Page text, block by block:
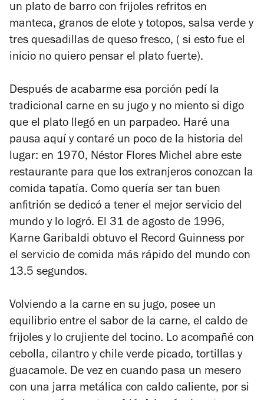
un plato de barro con frijoles refritos en
manteca, granos de elote y totopos, salsa verde y
tres quesadillas de queso fresco, ( si esto fue el
inicio no quiero pensar el plato fuerte).
Después de acabarme esa porción pedí la
tradicional carne en su jugo y no miento si digo
que el plato llegó en un parpadeo. Haré una
pausa aquí y contaré un poco de la historia del
lugar: en 1970, Néstor Flores Michel abre este
restaurante para que los extranjeros conozcan la
comida tapatía. Como quería ser tan buen
anfitrión se dedicó a tener el mejor servicio del
mundo y lo logró. El 31 de agosto de 1996,
Karne Garibaldi obtuvo el Record Guinness por
el servicio de comida más rápido del mundo con
13.5 segundos.
Volviendo a la carne en su jugo, posee un
equilibrio entre el sabor de la carne, el caldo de
frijoles y lo crujiente del tocino. Lo acompañé con
cebolla, cilantro y chile verde picado, tortillas y
guacamole. De vez en cuando pasa un mesero
con una jarra metálica con caldo caliente, por si